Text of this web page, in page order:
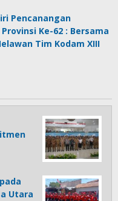
Pencanangan
Ke-62 : Bersama
Tim Kodam XIII
Utara